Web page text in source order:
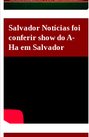
Salvador Notícias foi
conferir show do A-
Ha em Salvador